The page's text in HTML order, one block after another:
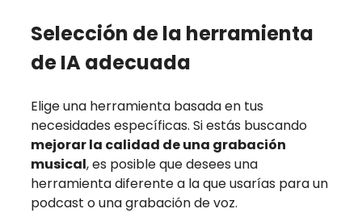
Selección de la herramienta
de IA adecuada
Elige una herramienta basada en tus
necesidades específicas. Si estás buscando
mejorar la calidad de una grabación
musical, es posible que desees una
herramienta diferente a la que usarías para un
podcast o una grabación de voz.